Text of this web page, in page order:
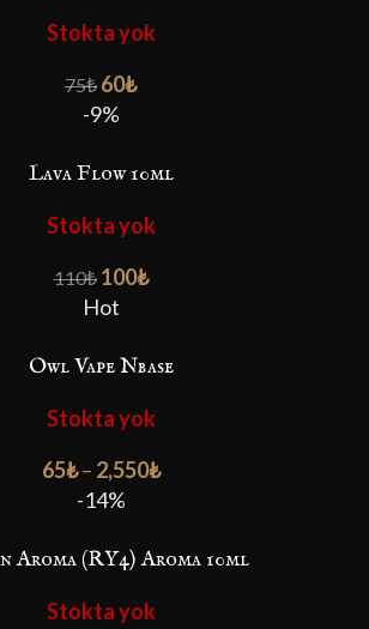
Stokta yok
75₺ 60₺
-9%
Lava Flow 10ml
Stokta yok
110₺ 100₺
Hot
Owl Vape Nbase
Stokta yok
65₺ – 2,550₺
-14%
Aroma (RY4) Aroma 10ml
Stokta yok